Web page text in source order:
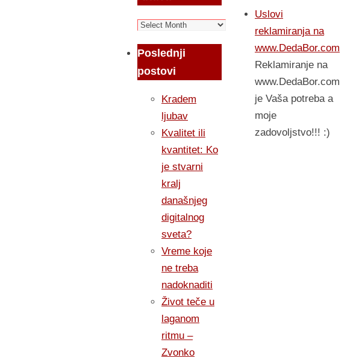
Arhiva
Poslednji
postovi
Kradem
ljubav
Kvalitet ili
kvantitet: Ko
je stvarni
kralj
današnjeg
digitalnog
sveta?
Vreme koje
ne treba
nadoknaditi
Život teče u
laganom
ritmu –
Zvonko
Uslovi
reklamiranja na
www.DedaBor.com
Reklamiranje na
www.DedaBor.com
je Vaša potreba a
moje
zadovoljstvo!!! :)